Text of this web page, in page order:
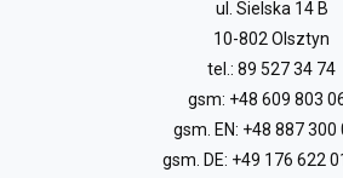
ul. Sielska 14 B
10-802 Olsztyn
tel.: 89 527 34 74
gsm: +48 609 803
gsm. EN: +48 887 300
gsm. DE: +49 176 622